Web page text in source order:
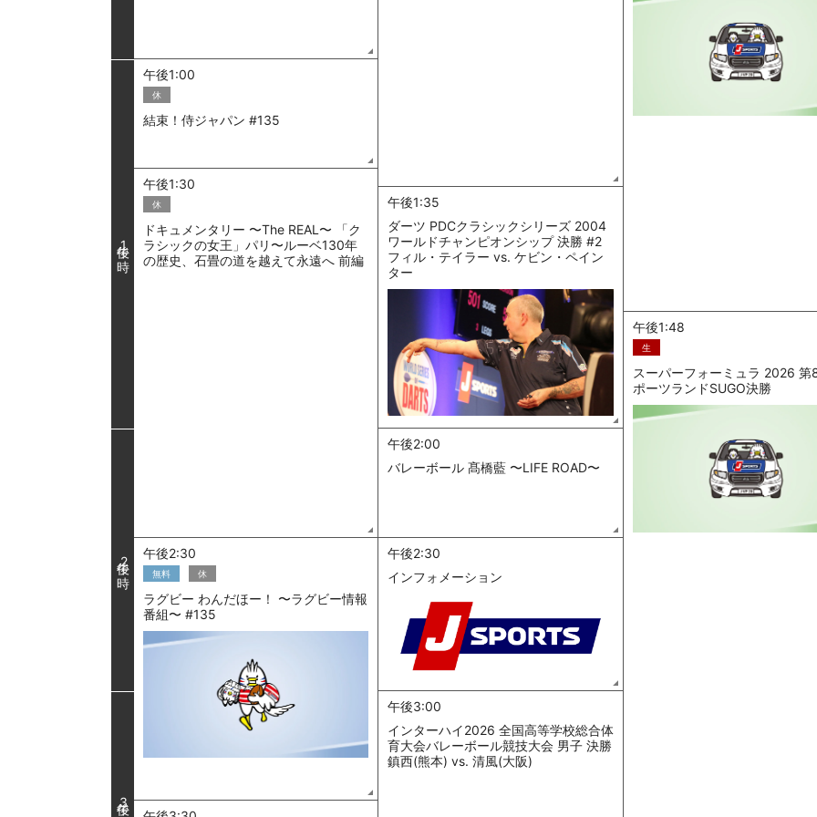
1
午後1:00
休
結束！侍ジャパン #135
午後1:30
休
ドキュメンタリー 〜The REAL〜 「ク
ラシックの女王」パリ〜ルーベ130年
の歴史、石畳の道を越えて永遠へ 前編
午後1:35
ダーツ PDCクラシックシリーズ 2004
ワールドチャンピオンシップ 決勝 #2
フィル・テイラー vs. ケビン・ペイン
ター
午後1:48
生
スーパーフォーミュラ 2026 第
ポーツランドSUGO決勝
2
午後2:00
バレーボール 髙橋藍 〜LIFE ROAD〜
午後2:30
無料 休
ラグビー わんだほー！ 〜ラグビー情報
番組〜 #135
午後2:30
インフォメーション
3
午後3:00
インターハイ2026 全国高等学校総合体
育大会バレーボール競技大会 男子 決勝
鎮西(熊本) vs. 清風(大阪)